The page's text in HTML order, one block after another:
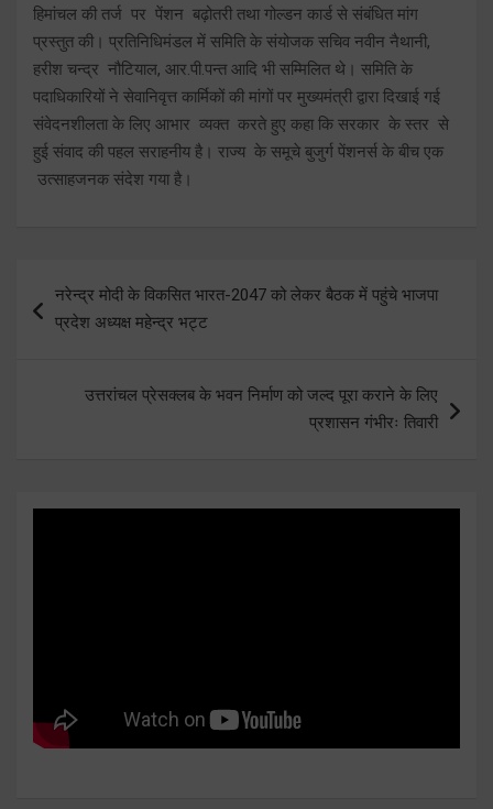
हिमांचल की तर्ज पर पेंशन बढ़ोतरी तथा गोल्डन कार्ड से संबंधित मांग
प्रस्तुत की। प्रतिनिधिमंडल में समिति के संयोजक सचिव नवीन नैथानी,
हरीश चन्द्र नौटियाल, आर.पी.पन्त आदि भी सम्मिलित थे। समिति के
पदाधिकारियों ने सेवानिवृत्त कार्मिकों की मांगों पर मुख्यमंत्री द्वारा दिखाई गई
संवेदनशीलता के लिए आभार व्यक्त करते हुए कहा कि सरकार के स्तर से
हुई संवाद की पहल सराहनीय है। राज्य के समूचे बुजुर्ग पेंशनर्स के बीच एक
उत्साहजनक संदेश गया है।
navigation
नरेन्द्र मोदी के विकसित भारत-2047 को लेकर बैठक में पहुंचे भाजपा
प्रदेश अध्यक्ष महेन्द्र भट्ट
उत्तरांचल प्रेसक्लब के भवन निर्माण को जल्द पूरा कराने के लिए
प्रशासन गंभीरः तिवारी